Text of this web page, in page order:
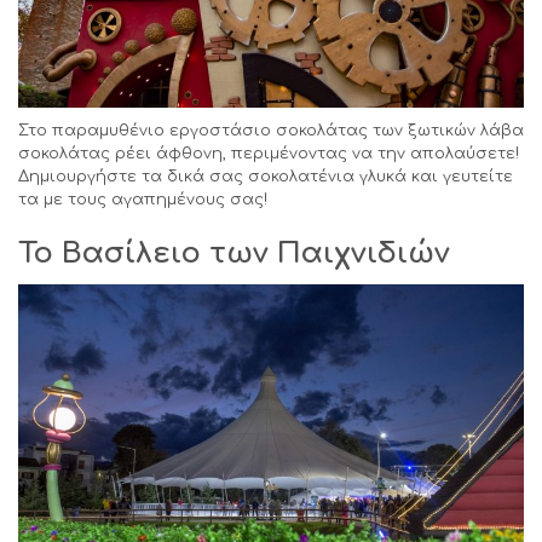
Στο παραμυθένιο εργοστάσιο σοκολάτας των ξωτικών λάβα
σοκολάτας ρέει άφθονη, περιμένοντας να την απολαύσετε!
Δημιουργήστε τα δικά σας σοκολατένια γλυκά και γευτείτε
τα με τους αγαπημένους σας!
Το Βασίλειο των Παιχνιδιών